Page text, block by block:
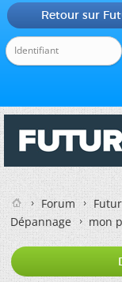
Retour sur
Forum
Dépannage
mon